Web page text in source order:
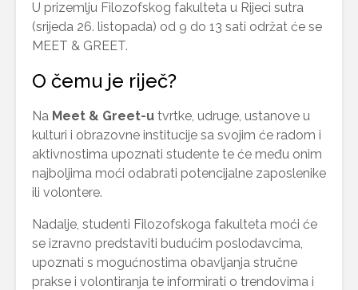
U prizemlju Filozofskog fakulteta u Rijeci sutra
(srijeda 26. listopada) od 9 do 13 sati održat će se
MEET & GREET.
O čemu je riječ?
Na Meet & Greet-u tvrtke, udruge, ustanove u
kulturi i obrazovne institucije sa svojim će radom i
aktivnostima upoznati studente te će među onim
najboljima moći odabrati potencijalne zaposlenike
ili volontere.
Nadalje, studenti Filozofskoga fakulteta moći će
se izravno predstaviti budućim poslodavcima,
upoznati s mogućnostima obavljanja stručne
prakse i volontiranja te informirati o trendovima i